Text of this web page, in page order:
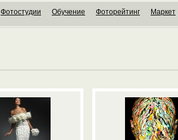
Фотостудии Обучение Фоторейтинг Маркет